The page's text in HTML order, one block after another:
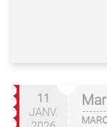
11
JANV.